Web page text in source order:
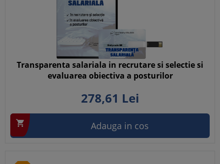
Transparenta salariala in recrutare si selectie si
evaluarea obiectiva a posturilor
278,61 Lei
 Adauga in cos